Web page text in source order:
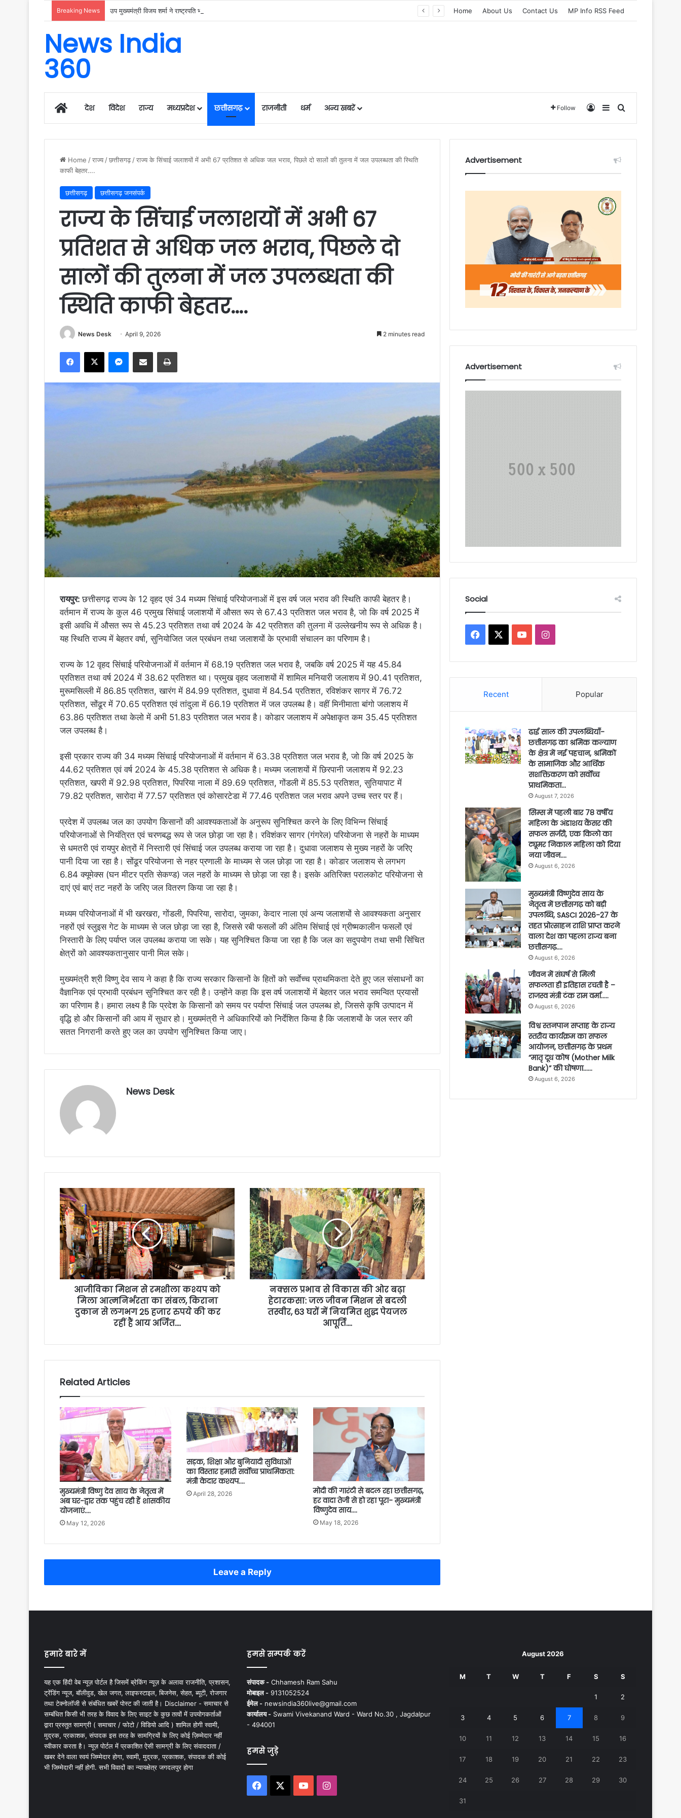
Breaking News उप मुख्यमंत्री विजय शर्मा ने राष्ट्रपति भवन से आमंत्रण मिलने पर रेणुका गोस्वामी को दी बधाई….. Home About Us Contact Us MP Info RSS Feed
News India
360
Homeदेश विदेश राज्य मध्यप्रदेश छत्तीसगढ़ राजनीती धर्म अन्य खबरें Follow Log InSidebarSearch for
Home /राज्य /छत्तीसगढ़ /राज्य के सिंचाई जलाशयों में अभी 67 प्रतिशत से अधिक जल भराव, पिछले दो सालों की तुलना में जल उपलब्धता की स्थिति
काफी बेहतर….
छत्तीसगढ़ छत्तीसगढ़ जनसंपर्क
राज्य के सिंचाई जलाशयों में अभी 67
प्रतिशत से अधिक जल भराव, पिछले दो
सालों की तुलना में जल उपलब्धता की
स्थिति काफी बेहतर….
News Desk April 9, 2026 2 minutes read
Facebook
X Messenger
Share via Email Print
रायपुर:छत्तीसगढ़ राज्य के 12 वृहद एवं 34 मध्यम सिंचाई परियोजनाओं में इस वर्ष जल भराव की स्थिति काफी बेहतर है।
वर्तमान में राज्य के कुल 46 प्रमुख सिंचाई जलाशयों में औसत रूप से 67.43 प्रतिशत जल भराव है, जो कि वर्ष 2025 मेें
इसी अवधि में औसत रूप से 45.23 प्रतिशत तथा वर्ष 2024 के 42 प्रतिशत की तुलना में उल्लेखनीय रूप से अधिक है।
यह स्थिति राज्य में बेहतर वर्षा, सुनियोजित जल प्रबंधन तथा जलाशयों के प्रभावी संचालन का परिणाम है।
राज्य के 12 वृहद सिंचाई परियोजनाओं में वर्तमान में 68.19 प्रतिशत जल भराव है, जबकि वर्ष 2025 में यह 45.84
प्रतिशत तथा वर्ष 2024 में 38.62 प्रतिशत था। प्रमुख वृहद जलाशयों में शामिल मनियारी जलाशय में 90.41 प्रतिशत,
मुरूमसिल्ली में 86.85 प्रतिशत, खारंग में 84.99 प्रतिशत, दुधावा में 84.54 प्रतिशत, रविशंकर सागर में 76.72
प्रतिशत, सोंढूर में 70.65 प्रतिशत एवं तांदुला में 66.19 प्रतिशत में जल उपलब्ध है। वहीं मिनीमाता बांगो जलाशय में
63.86 प्रतिशत तथा केलो में अभी 51.83 प्रतिशत जल भराव है। कोडार जलाशय में अपेक्षाकृत कम 35.45 प्रतिशत
जल उपलब्ध है।
इसी प्रकार राज्य की 34 मध्यम सिंचाई परियोजनाओं में वर्तमान में 63.38 प्रतिशत जल भराव है, जो कि वर्ष 2025 के
44.62 प्रतिशत एवं वर्ष 2024 के 45.38 प्रतिशत से अधिक है। मध्यम जलाशयों में छिरपानी जलाशय मेें 92.23
प्रतिशत, खपरी में 92.98 प्रतिशत, पिपरिया नाला में 89.69 प्रतिशत, गोंडली में 85.53 प्रतिशत, सुतियापाट में
79.82 प्रतिशत, सारोदा में 77.57 प्रतिशत एवं कोसारटेडा में 77.46 प्रतिशत जल भराव अपने उच्च स्तर पर हैं।
प्रदेश में उपलब्ध जल का उपयोग किसानों की आवश्यकताओं के अनुरूप सुनिश्चित करने के लिए विभिन्न सिंचाई
परियोजनाओं से नियंत्रित एवं चरणबद्ध रूप से जल छोड़ा जा रहा है। रविशंकर सागर (गंगरेल) परियोजना से नहरों के माध्यम
से धमतरी एवं रायपुर क्षेत्रों में निस्तारी एवं सिंचाई जल उपलब्ध कराया जा रहा है। दुधावा जलाशय से मुख्य नहरों के जरिए
पानी दिया जा रहा है। सोंढूर परियोजना से नहर प्रणाली के माध्यम से जल छोड़ा जा रहा है। कोडार जलाशय से लगभग
6.84 क्यूमेक्स (घन मीटर प्रति सेकण्ड) जल नहरों के माध्यम से छोड़ा जा रहा है। इसके अतिरिक्त परालकोट परियोजना से
दाएं एवं बाएं तट नहरों के जरिए जल वितरण किया जा रहा है।
मध्यम परियोजनाओं में भी खरखरा, गोंडली, पिपरिया, सारोदा, जुमका, केदार नाला एवं अन्य जलाशयों से आवश्यकता अनुसार
नहरों एवं स्लुइस गेट के माध्यम से जल छोड़ा जा रहा है, जिससे रबी फसलों की अंतिम सिंचाई एवं ग्रीष्मकालीन फसलों एवं
निस्तारी के लिए पर्याप्त जल उपलब्ध कराया जा सके। यह सुनिश्चित किया जा रहा है कि जल का सदुपयोग तथा सभी सिंचित
क्षेत्रों को आवश्यकतानुसार पानी मिल सके।
मुख्यमंत्री श्री विष्णु देव साय ने कहा है कि राज्य सरकार किसानों के हितों को सर्वाेच्च प्राथमिकता देते हुए जल संसाधनों का
वैज्ञानिक एवं प्रभावी प्रबंधन सुनिश्चित कर रही है। उन्होंने कहा कि इस वर्ष जलाशयों में बेहतर जल भराव समन्वित प्रयासों
का परिणाम है। हमारा लक्ष्य है कि प्रदेश के किसानों को समय पर पर्याप्त सिंचाई जल उपलब्ध हो, जिससे कृषि उत्पादन में
वृद्धि हो और किसानों की आय में सुधार हो। मुख्यमंत्री ने अधिकारियों को निर्देशित किया है कि जलाशयों के जल स्तर की
सतत निगरानी करते हुए जल का उपयोग सुनिश्चित किया जाए।
News Desk
आजीविका मिशन से रमशीला कश्यप को
मिला आत्मनिर्भरता का संबल, किराना
दुकान से लगभग 25 हजार रुपये की कर
रहीं हैं आय अर्जित….
नक्सल प्रभाव से विकास की ओर बढ़ा
हेटारकसा: जल जीवन मिशन से बदली
तस्वीर, 63 घरों में नियमित शुद्ध पेयजल
आपूर्ति….
Related Articles
मुख्यमंत्री विष्णु देव साय के नेतृत्व में
अब घर-द्वार तक पहुंच रही हैं शासकीय
योजनाएं….
May 12, 2026
सड़क, शिक्षा और बुनियादी सुविधाओं
का विस्तार हमारी सर्वोच्च प्राथमिकता:
मंत्री केदार कश्यप….
April 28, 2026
मोदी की गारंटी से बदल रहा छत्तीसगढ़,
हर वादा तेजी से हो रहा पूरा- मुख्यमंत्री
विष्णुदेव साय….
May 18, 2026
Leave a Reply
Advertisement
Advertisement
Social
Facebook YouTubeInstagram
Recent Popular
ढाई साल की उपलब्धियाँ-
छत्तीसगढ़ का श्रमिक कल्याण
के क्षेत्र में नई पहचान, श्रमिकों
के सामाजिक और आर्थिक
सशक्तिकरण को सर्वाेच्च
प्राथमिकता…
August 7, 2026
सिम्स में पहली बार 78 वर्षीय
महिला के अंडाशय कैंसर की
सफल सर्जरी, एक किलो का
ट्यूमर निकाल महिला को दिया
नया जीवन….
August 6, 2026
मुख्यमंत्री विष्णुदेव साय के
नेतृत्व में छत्तीसगढ़ को बड़ी
उपलब्धि, SASCI 2026-27 के
तहत प्रोत्साहन राशि प्राप्त करने
वाला देश का पहला राज्य बना
छत्तीसगढ़….
August 6, 2026
जीवन में संघर्ष से मिली
सफलता ही इतिहास रचती है –
राजस्व मंत्री टंक राम वर्मा…..
August 6, 2026
विश्व स्तनपान सप्ताह के राज्य
स्तरीय कार्यक्रम का सफल
आयोजन, छत्तीसगढ़ के प्रथम
“मातृ दूध कोष (Mother Milk
Bank)” की घोषणा……
August 6, 2026
हमारे बारे में
यह एक हिंदी वेब न्यूज़ पोर्टल है जिसमें ब्रेकिंग न्यूज़ के अलावा राजनीति, प्रशासन,
ट्रेंडिंग न्यूज, बॉलीवुड, खेल जगत, लाइफस्टाइल, बिजनेस, सेहत, ब्यूटी, रोजगार
तथा टेक्नोलॉजी से संबंधित खबरें पोस्ट की जाती है। Disclaimer - समाचार से
सम्बंधित किसी भी तरह के विवाद के लिए साइट के कुछ तत्वों में उपयोगकर्ताओं
द्वारा प्रस्तुत सामग्री ( समाचार / फोटो / विडियो आदि ) शामिल होगी स्वामी,
मुद्रक, प्रकाशक, संपादक इस तरह के सामग्रियों के लिए कोई ज़िम्मेदार नहीं
स्वीकार करता है। न्यूज़ पोर्टल में प्रकाशित ऐसी सामग्री के लिए संवाददाता /
खबर देने वाला स्वयं जिम्मेदार होगा, स्वामी, मुद्रक, प्रकाशक, संपादक की कोई
भी जिम्मेदारी नहीं होगी. सभी विवादों का न्यायक्षेत्र जगदलपुर होगा
हमसे सम्पर्क करें
संपादक -Chhamesh Ram Sahu
मोबाइल -9131052524
ईमेल - newsindia360live@gmail.com
कार्यालय -Swami Vivekanand Ward - Ward No.30 , Jagdalpur
- 494001
हमसे जुड़े
Facebook YouTubeInstagram
August 2026
M T W T F S S
1 2
3 4 5 6 7 8 9
10 11 12 13 14 15 16
17 18 19 20 21 22 23
24 25 26 27 28 29 30
31